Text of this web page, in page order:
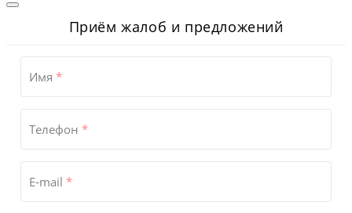
Приём жалоб и предложений
Имя *
Телефон *
E-mail *